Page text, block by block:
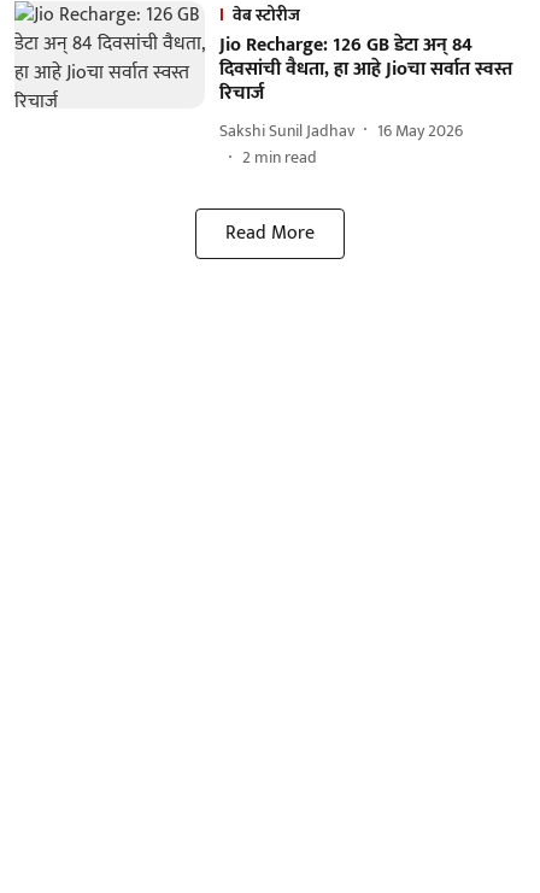
वेब स्टोरीज
Jio Recharge: 126 GB डेटा अन् 84
दिवसांची वैधता, हा आहे Jioचा सर्वात स्वस्त
रिचार्ज
Sakshi Sunil Jadhav
16 May 2026
2min read
Read More